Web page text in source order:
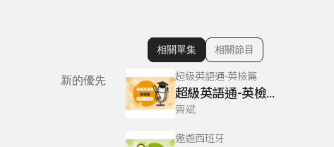
新的優先
顯示相關單集
相關單集 相關節目
超級英語通-英檢篇
超級英語通-英檢篇 083 Cloze Test/段落填空-13
齊斌
遨遊西班牙